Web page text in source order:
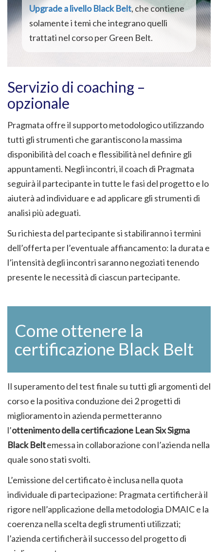
Upgrade a livello Black Belt, che contiene
solamente i temi che integrano quelli
trattati nel corso per Green Belt.
Servizio di coaching –
opzionale
Pragmata offre il supporto metodologico utilizzando
tutti gli strumenti che garantiscono la massima
disponibilità del coach e flessibilità nel definire gli
appuntamenti. Negli incontri, il coach di Pragmata
seguirà il partecipante in tutte le fasi del progetto e lo
aiuterà ad individuare e ad applicare gli strumenti di
analisi più adeguati.
Su richiesta del partecipante si stabiliranno i termini
dell’offerta per l’eventuale affiancamento: la durata e
l’intensità degli incontri saranno negoziati tenendo
presente le necessità di ciascun partecipante.
Come ottenere la
certificazione Black Belt
Il superamento del test finale su tutti gli argomenti del
corso e la positiva conduzione dei 2 progetti di
miglioramento in azienda permetteranno
l’ottenimento della certificazione Lean Six Sigma
Black Beltemessa in collaborazione con l’azienda nella
quale sono stati svolti.
L’emissione del certificato è inclusa nella quota
individuale di partecipazione: Pragmata certificherà il
rigore nell’applicazione della metodologia DMAIC e la
coerenza nella scelta degli strumenti utilizzati;
l’azienda certificherà il successo del progetto di